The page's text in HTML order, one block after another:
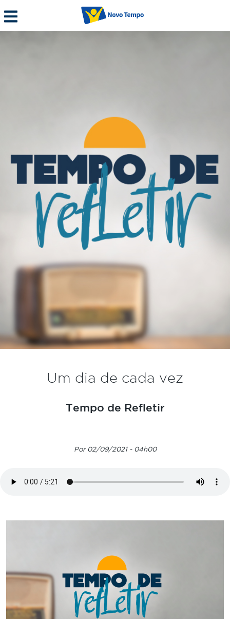
Um dia de cada vez
Tempo de Refletir
Por 02/09/2021 - 04h00